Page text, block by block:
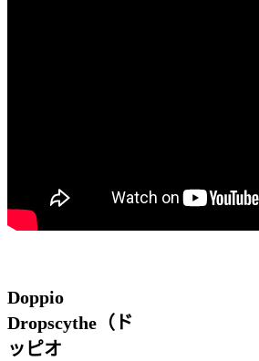
Doppio
Dropscythe（ド
ッピオ